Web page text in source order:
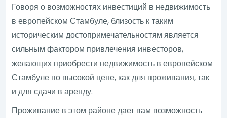
Говоря о возможностях инвестиций в недвижимость
в европейском Стамбуле, близость к таким
историческим достопримечательностям является
сильным фактором привлечения инвесторов,
желающих приобрести недвижимость в европейском
Стамбуле по высокой цене, как для проживания, так
и для сдачи в аренду.
Проживание в этом районе дает вам возможность